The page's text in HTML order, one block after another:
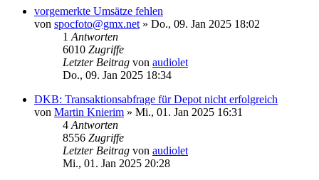
vorgemerkte Umsätze fehlen
von spocfoto@gmx.net » Do., 09. Jan 2025 18:02
1 Antworten
6010 Zugriffe
Letzter Beitrag von audiolet
Do., 09. Jan 2025 18:34
DKB: Transaktionsabfrage für Depot nicht erfolgreich
von Martin Knierim » Mi., 01. Jan 2025 16:31
4 Antworten
8556 Zugriffe
Letzter Beitrag von audiolet
Mi., 01. Jan 2025 20:28